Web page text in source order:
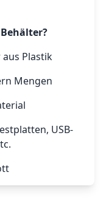
Plastik
Mengen
USB-